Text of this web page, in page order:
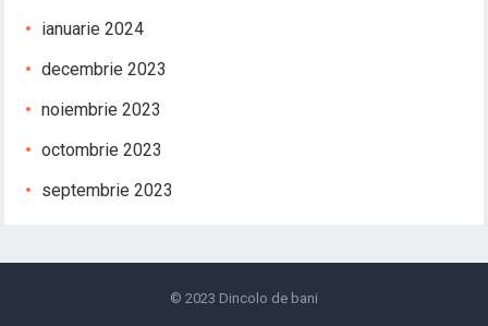
ianuarie 2024
decembrie 2023
noiembrie 2023
octombrie 2023
septembrie 2023
© 2023 Dincolo de bani